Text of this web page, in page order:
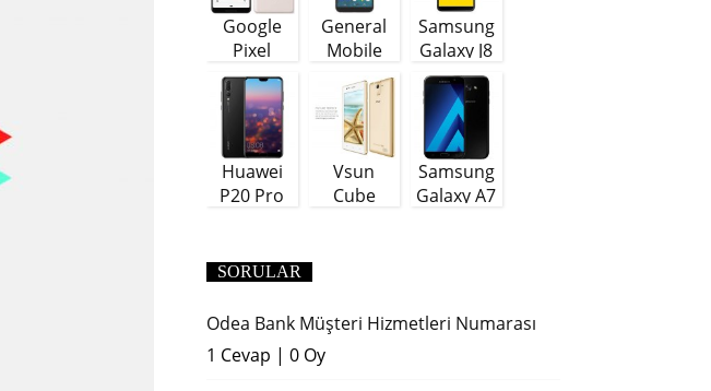
Google
Pixel
General
Mobile
GM9 Plus
Samsung
Galaxy J8
(64 GB)
Huawei
P20 Pro
Vsun
Cube
Samsung
Galaxy A7
SORULAR
Odea Bank Müşteri Hizmetleri Numarası
1 Cevap | 0 Oy